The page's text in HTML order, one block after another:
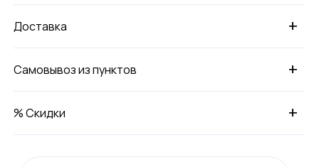
+
Доставка
+
Самовывоз из пунктов
+
% Скидки